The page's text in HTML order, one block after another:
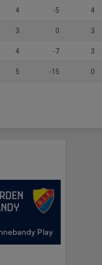
4 -5 4
3 0 3
4 -7 3
5 -15 0